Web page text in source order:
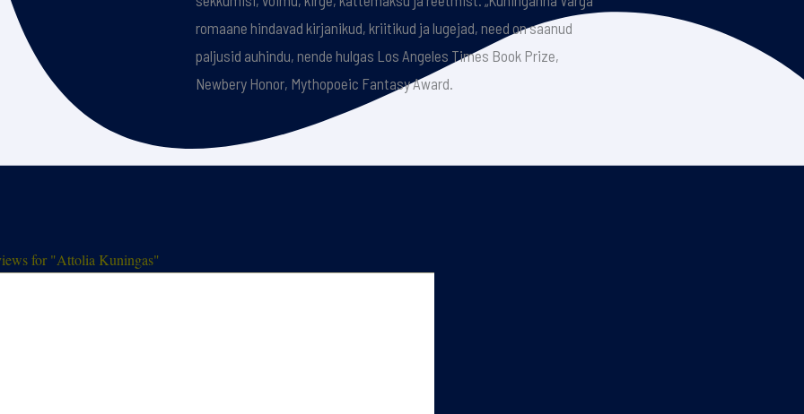
romaane hindavad kirjanikud, kriitikud ja lugejad, need on saanud
paljusid auhindu, nende hulgas Los Angeles Times Book Prize,
Newbery Honor, Mythopoeic Fantasy Award.
for "Attolia Kuningas"